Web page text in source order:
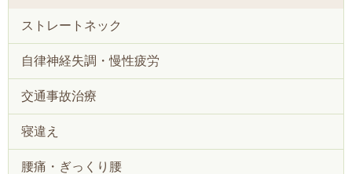
ストレートネック
自律神経失調・慢性疲労
交通事故治療
寝違え
腰痛・ぎっくり腰